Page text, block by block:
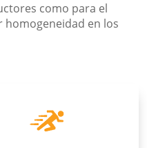
como para el
en los